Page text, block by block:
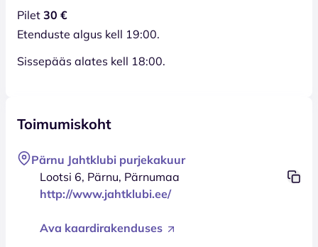
Pilet 30 €
Etenduste algus kell 19:00.
Sissepääs alates kell 18:00.
Toimumiskoht
Pärnu Jahtklubi purjekakuur
Lootsi 6, Pärnu, Pärnumaa
http://www.jahtklubi.ee/
Ava kaardirakenduses